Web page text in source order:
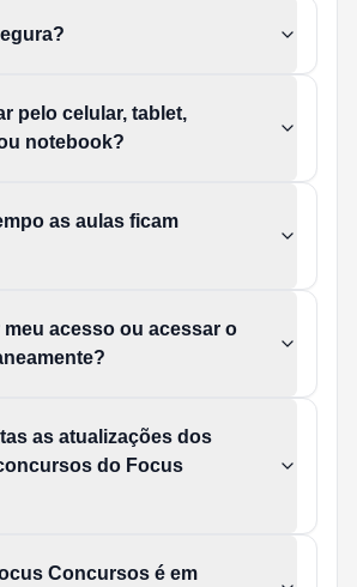
pelo celular, tablet,
notebook?
as aulas ficam
acesso ou acessar o
as atualizações dos
do Focus
Concursos é em